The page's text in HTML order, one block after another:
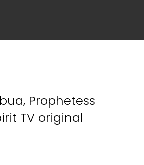
Prophetess
TV original